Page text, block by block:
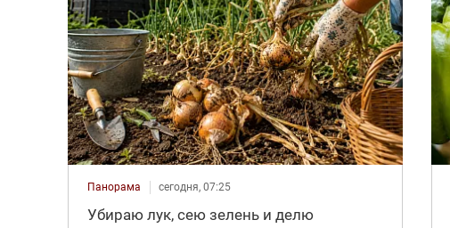
Панорама сегодня, 07:25
Убираю лук, сею зелень и делю